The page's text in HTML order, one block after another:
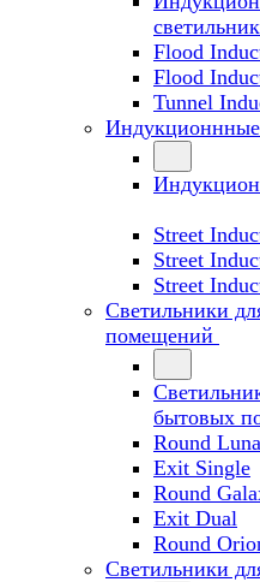
Flood
Flood
Tunnel
Street
Street
Street
Светильники
помещений
бытовых
Round Luna
Exit Single
Round
Exit Dual
Round
Светильники